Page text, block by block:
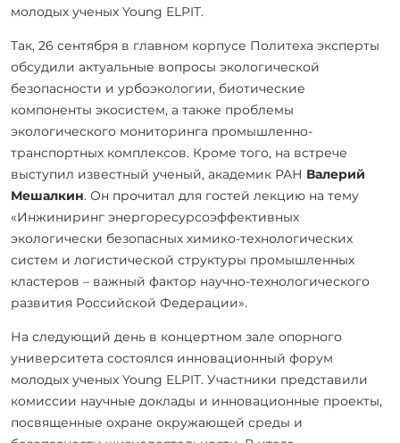
молодых ученых Young ELPIT.
Так, 26 сентября в главном корпусе Политеха эксперты
обсудили актуальные вопросы экологической
безопасности и урбоэкологии, биотические
компоненты экосистем, а также проблемы
экологического мониторинга промышленно-
транспортных комплексов. Кроме того, на встрече
выступил известный ученый, академик РАН Валерий
Мешалкин. Он прочитал для гостей лекцию на тему
«Инжиниринг энергоресурсоэффективных
экологически безопасных химико-технологических
систем и логистической структуры промышленных
кластеров – важный фактор научно-технологического
развития Российской Федерации».
На следующий день в концертном зале опорного
университета состоялся инновационный форум
молодых ученых Young ELPIT. Участники представили
комиссии научные доклады и инновационные проекты,
посвященные охране окружающей среды и